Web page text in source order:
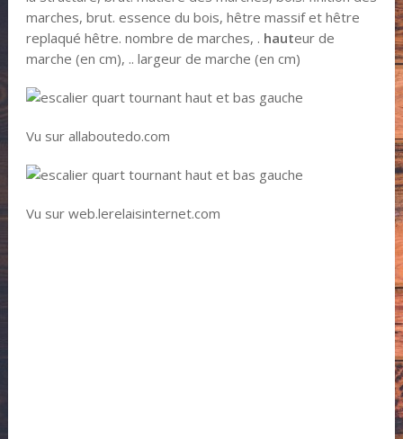
marches, brut. essence du bois, hêtre massif et hêtre
replaqué hêtre. nombre de marches, . hauteur de
marche (en cm), .. largeur de marche (en cm)
Vu sur allaboutedo.com
Vu sur web.lerelaisinternet.com